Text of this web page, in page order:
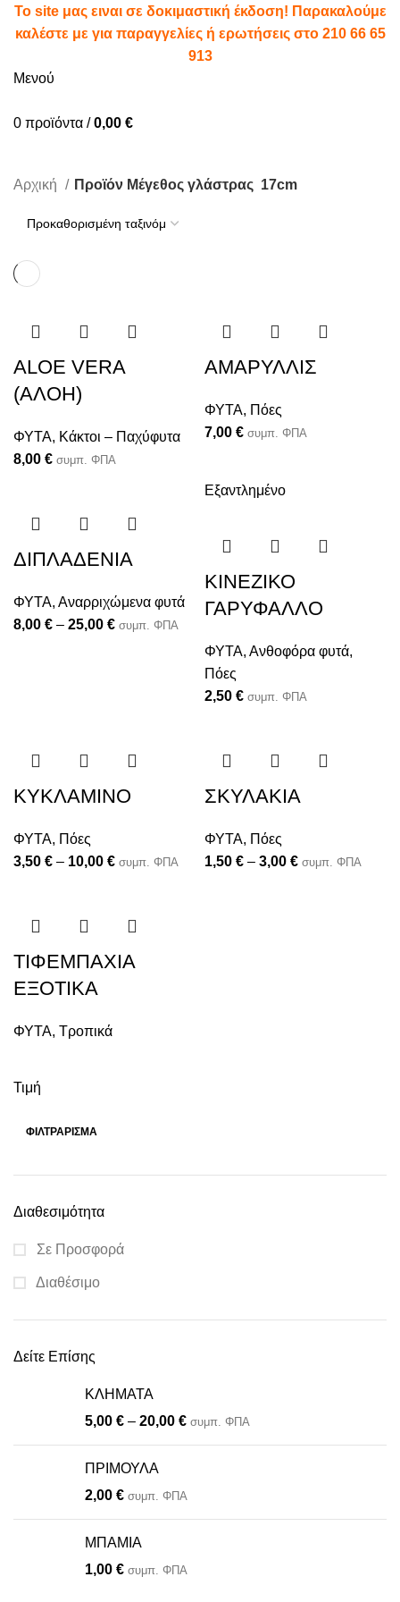
To site μας ειναι σε δοκιμαστική έκδοση! Παρακαλούμε
καλέστε με για παραγγελίες ή ερωτήσεις στο 210 66 65
913
Μενού
0 προϊόντα / 0,00 €
Τιμή
ΦΙΛΤΡΆΡΙΣΜΑ
Διαθεσιμότητα
Σε Προσφορά
Διαθέσιμο
Δείτε Επίσης
ΚΛΗΜΑΤΑ
5,00 € – 20,00 € συμπ. ΦΠΑ
ΠΡΙΜΟΥΛΑ
2,00 € συμπ. ΦΠΑ
ΜΠΑΜΙΑ
1,00 € συμπ. ΦΠΑ
Αρχική Προϊόν Μέγεθος γλάστρας 17cm
ALOE VERA
(ΑΛΟΗ)
ΦΥΤΑ, Κάκτοι – Παχύφυτα
8,00 € συμπ. ΦΠΑ
ΑΜΑΡΥΛΛΙΣ
ΦΥΤΑ, Πόες
7,00 € συμπ. ΦΠΑ
ΔΙΠΛΑΔΕΝΙΑ
ΦΥΤΑ, Αναρριχώμενα φυτά
8,00 € – 25,00 € συμπ. ΦΠΑ
Εξαντλημένο
ΚΙΝΕΖΙΚΟ
ΓΑΡΥΦΑΛΛΟ
ΦΥΤΑ, Ανθοφόρα φυτά,
Πόες
2,50 € συμπ. ΦΠΑ
ΚΥΚΛΑΜΙΝΟ
ΦΥΤΑ, Πόες
3,50 € – 10,00 € συμπ. ΦΠΑ
ΣΚΥΛΑΚΙΑ
ΦΥΤΑ, Πόες
1,50 € – 3,00 € συμπ. ΦΠΑ
ΤΙΦΕΜΠΑΧΙΑ
ΕΞΟΤΙΚΑ
ΦΥΤΑ, Τροπικά